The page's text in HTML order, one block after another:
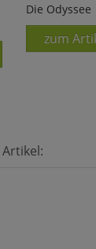
Die Odyssee
zum